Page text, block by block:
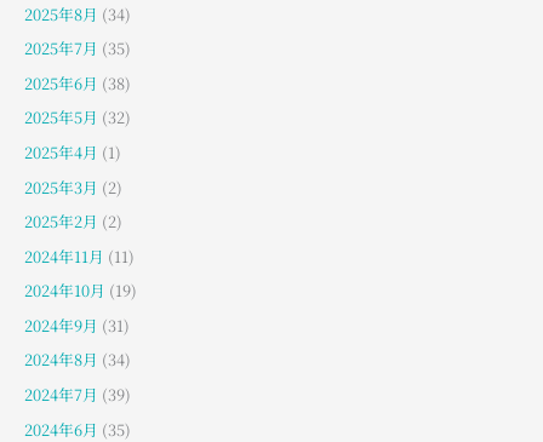
2025年8月 (34)
2025年7月 (35)
2025年6月 (38)
2025年5月 (32)
2025年4月 (1)
2025年3月 (2)
2025年2月 (2)
2024年11月 (11)
2024年10月 (19)
2024年9月 (31)
2024年8月 (34)
2024年7月 (39)
2024年6月 (35)